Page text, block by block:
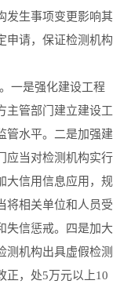
发生事项变更影响其
申请，保证检测机构
一是强化建设工程
主管部门建立建设工
管水平。二是加强建
应当对检测机构实行
大信用信息应用，规
将相关单位和人员受
失信惩戒。四是加大
测机构出具虚假检测
正，处5万元以上10